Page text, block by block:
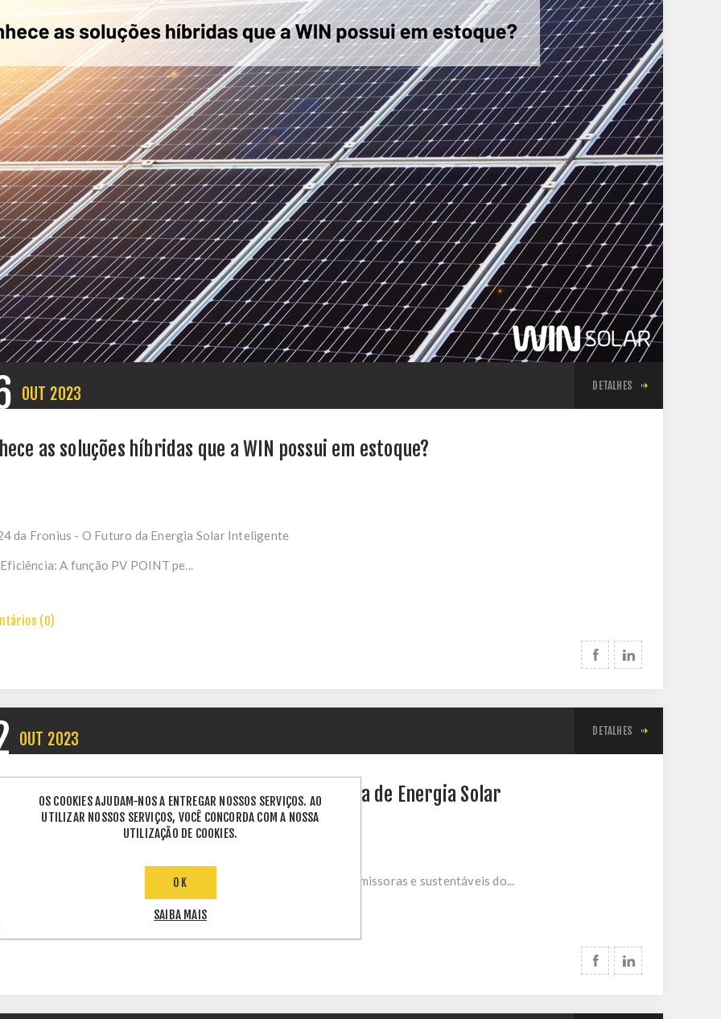
OUT 2023 DETALHES
as soluções híbridas que a WIN possui em estoque?
da Fronius - O Futuro da Energia Solar Inteligente
Eficiência: A função PV POINT pe...
(0)
OUT 2023 DETALHES
Fotográficos Moleculares para Coleta de Energia Solar
solar tem emergido como uma das fontes de energia mais promissoras e sustentáveis do...
(0)
OS COOKIES AJUDAM-NOS A ENTREGAR NOSSOS SERVIÇOS. AO
UTILIZAR NOSSOS SERVIÇOS, VOCÊ CONCORDA COM A NOSSA
UTILIZAÇÃO DE COOKIES.
OK
SAIBA MAIS